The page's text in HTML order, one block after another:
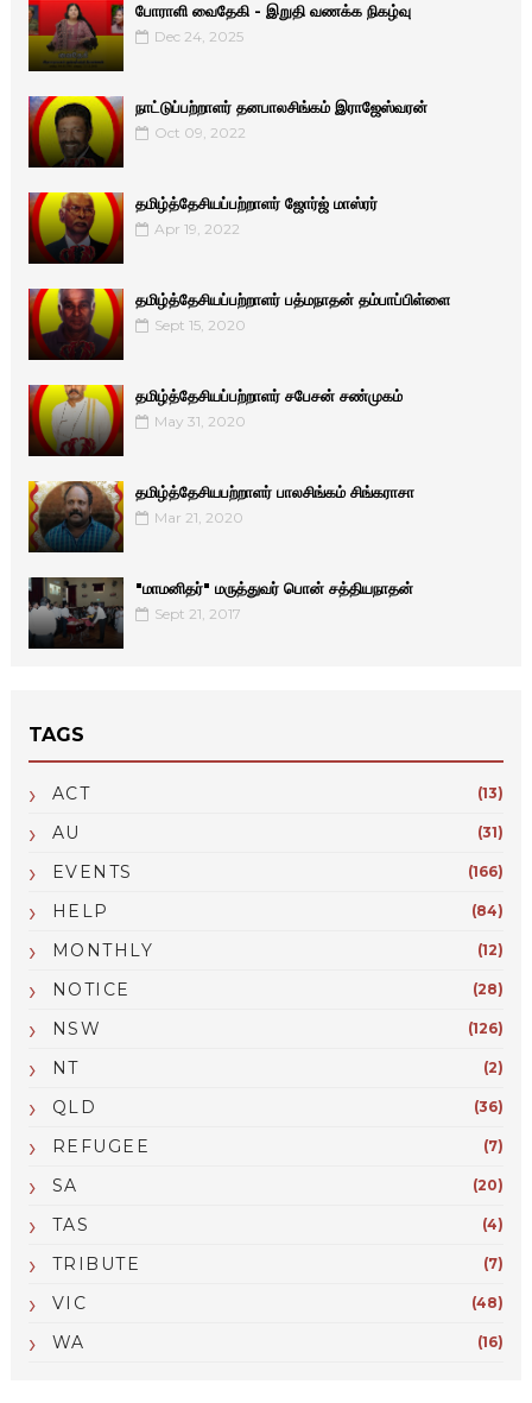
போராளி வைதேகி - இறுதி வணக்க நிகழ்வு
Dec 24, 2025
நாட்டுப்பற்றாளர் தனபாலசிங்கம் இராஜேஸ்வரன்
Oct 09, 2022
தமிழ்த்தேசியப்பற்றாளர் ஜோர்ஜ் மாஸ்ரர்
Apr 19, 2022
தமிழ்த்தேசியப்பற்றாளர் பத்மநாதன் தம்பாப்பிள்ளை
Sept 15, 2020
தமிழ்த்தேசியப்பற்றாளர் சபேசன் சண்முகம்
May 31, 2020
தமிழ்த்தேசியபற்றாளர் பாலசிங்கம் சிங்கராசா
Mar 21, 2020
"மாமனிதர்" மருத்துவர் பொன் சத்தியநாதன்
Sept 21, 2017
TAGS
ACT (13)
AU (31)
EVENTS (166)
HELP (84)
MONTHLY (12)
NOTICE (28)
NSW (126)
NT (2)
QLD (36)
REFUGEE (7)
SA (20)
TAS (4)
TRIBUTE (7)
VIC (48)
WA (16)